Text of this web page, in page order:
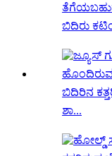
ಬಿದಿರು
ಬಿದಿರಿನ
ಶಾ...